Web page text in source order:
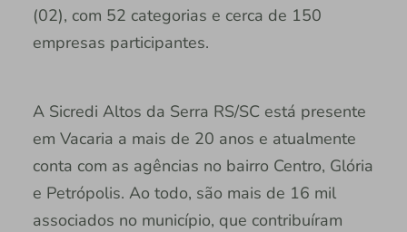
(02), com 52 categorias e cerca de 150
empresas participantes.
A Sicredi Altos da Serra RS/SC está presente
em Vacaria a mais de 20 anos e atualmente
conta com as agências no bairro Centro, Glória
e Petrópolis. Ao todo, são mais de 16 mil
associados no município, que contribuíram